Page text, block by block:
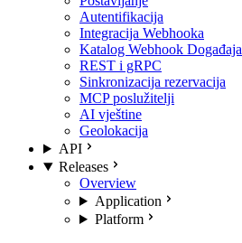
Autentifikacija
Integracija Webhooka
Katalog Webhook Događaja
REST i gRPC
Sinkronizacija rezervacija
MCP poslužitelji
AI vještine
Geolokacija
API
Releases
Overview
Application
Platform